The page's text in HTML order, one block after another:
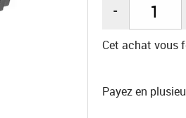
-
Cet achat vous
Payez en